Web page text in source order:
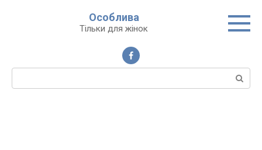
Особлива
Тільки для жінок
Пошук: